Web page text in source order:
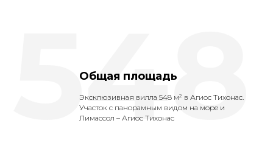
Общая площадь
Эксклюзивная вилла 548 м² в Агиос Тихонас.
Участок с панорамным видом на море и
Лимассол – Агиос Тихонас
548